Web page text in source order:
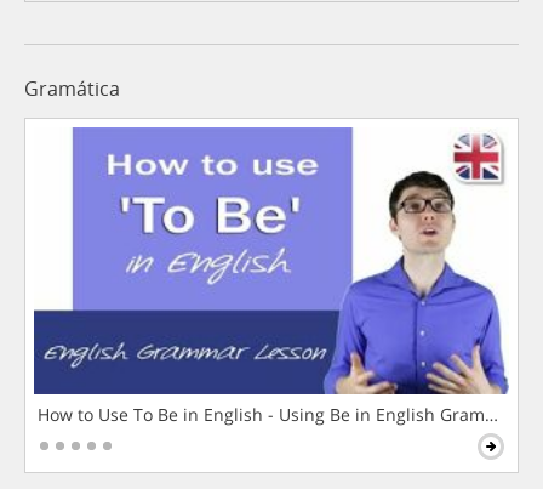
Gramática
How to Use To Be in English - Using Be in English Grammar